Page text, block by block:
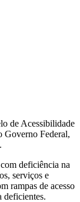
de Acessibilidade
Governo Federal,
deficiência na
serviços e
rampas de acesso
deficientes.